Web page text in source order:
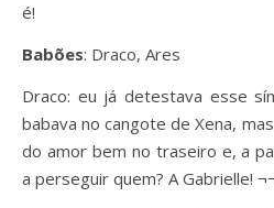
é!
Babões: Draco, Ares
Draco: eu já detestava esse
babava no cangote de Xena,
do amor bem no traseiro e, a
a perseguir quem? A Gabrielle!